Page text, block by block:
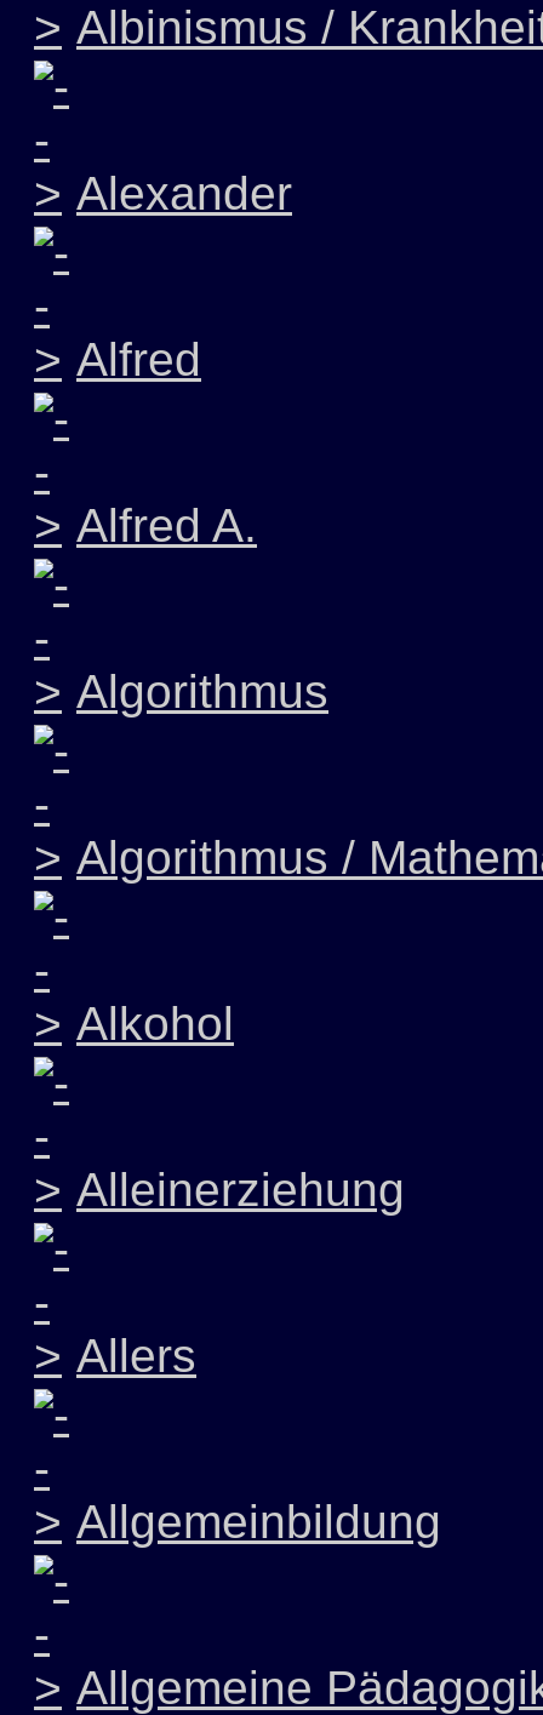
Albinismus /
Alexander
Alfred
Alfred A.
Algorithmus
Algorithmus /
Alkohol
Alleinerziehung
Allers
Allgemeinbildung
Allgemeine